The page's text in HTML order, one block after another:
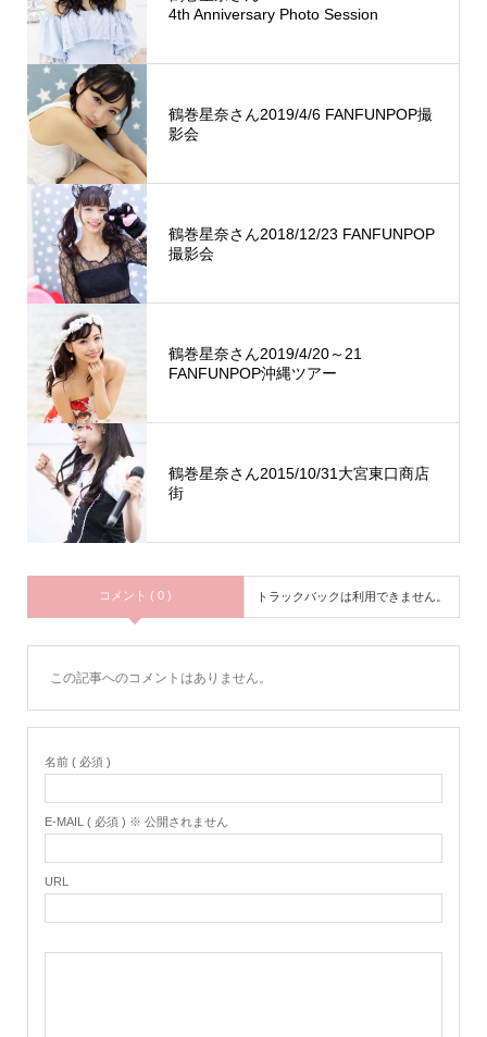
4th Anniversary Photo Session
鶴巻星奈さん2019/4/6 FANFUNPOP撮
影会
鶴巻星奈さん2018/12/23 FANFUNPOP
撮影会
鶴巻星奈さん2019/4/20～21
FANFUNPOP沖縄ツアー
鶴巻星奈さん2015/10/31大宮東口商店
街
コメント ( 0 ) トラックバックは利用できません。
この記事へのコメントはありません。
名前 ( 必須 )
E-MAIL ( 必須 ) ※ 公開されません
URL